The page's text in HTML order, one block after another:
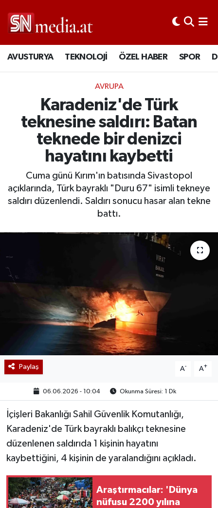
AVUSTURYA TEKNOLOJİ ÖZEL HABER SPOR
AVRUPA
Karadeniz'de Türk
teknesine saldırı: Batan
teknede bir denizci
hayatını kaybetti
Cuma günü Kırım'ın batısında Sivastopol
açıklarında, Türk bayraklı "Duru 67" isimli tekneye
saldırı düzenlendi. Saldırı sonucu hasar alan tekne
battı.
Paylaş A- A+
06.06.2026 - 10:04 Okunma Süresi: 1 Dk
İçişleri Bakanlığı Sahil Güvenlik Komutanlığı,
Karadeniz'de Türk bayraklı balıkçı teknesine
düzenlenen saldırıda 1 kişinin hayatını
kaybettiğini, 4 kişinin de yaralandığını açıkladı.
Araştırmacılar: 'Dünya
nüfusu 2200 yılına